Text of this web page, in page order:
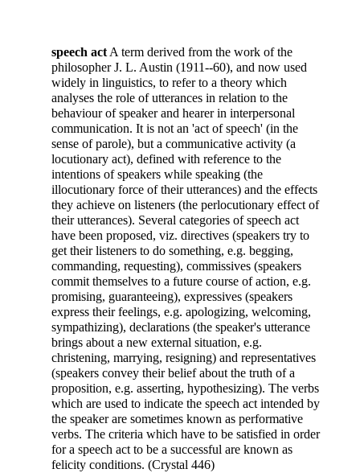
speech act A term derived from the work of the
philosopher J. L. Austin (1911--60), and now used
widely in linguistics, to refer to a theory which
analyses the role of utterances in relation to the
behaviour of speaker and hearer in interpersonal
communication. It is not an 'act of speech' (in the
sense of parole), but a communicative activity (a
locutionary act), defined with reference to the
intentions of speakers while speaking (the
illocutionary force of their utterances) and the effects
they achieve on listeners (the perlocutionary effect of
their utterances). Several categories of speech act
have been proposed, viz. directives (speakers try to
get their listeners to do something, e.g. begging,
commanding, requesting), commissives (speakers
commit themselves to a future course of action, e.g.
promising, guaranteeing), expressives (speakers
express their feelings, e.g. apologizing, welcoming,
sympathizing), declarations (the speaker's utterance
brings about a new external situation, e.g.
christening, marrying, resigning) and representatives
(speakers convey their belief about the truth of a
proposition, e.g. asserting, hypothesizing). The verbs
which are used to indicate the speech act intended by
the speaker are sometimes known as performative
verbs. The criteria which have to be satisfied in order
for a speech act to be a successful are known as
felicity conditions. (Crystal 446)